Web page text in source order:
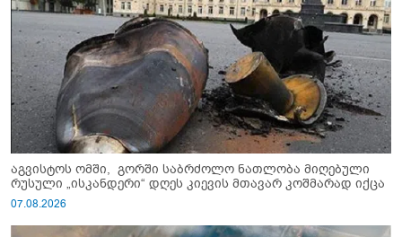
აგვისტოს ომში, გორში საბრძოლო ნათლობა მიღებული
რუსული „ისკანდერი“ დღეს კიევის მთავარ კოშმარად იქცა
07.08.2026